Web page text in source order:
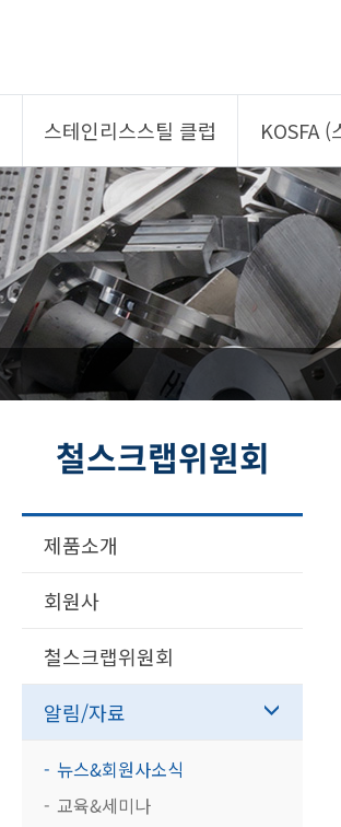
스테인리스스틸 클럽
제품소개
회원사
클럽 소개
정보/자문
사진/영상
제품 기획안 상시
공모
KOSFA (
제품소
회원사
KOSFA
알림/
사진/
철스크랩위원회
제품소개
회원사
철스크랩위원회
알림/자료
뉴스&회원사소식
교육&세미나